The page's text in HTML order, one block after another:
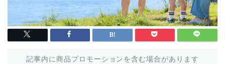
記事内に商品プロモーションを含む場合があります